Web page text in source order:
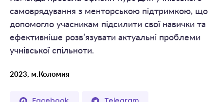
самоврядування з менторською підтримкою, що
допомогло учасникам підсилити свої навички та
ефективніше розв’язувати актуальні проблеми
учнівської спільноти.
2023, м.Коломия